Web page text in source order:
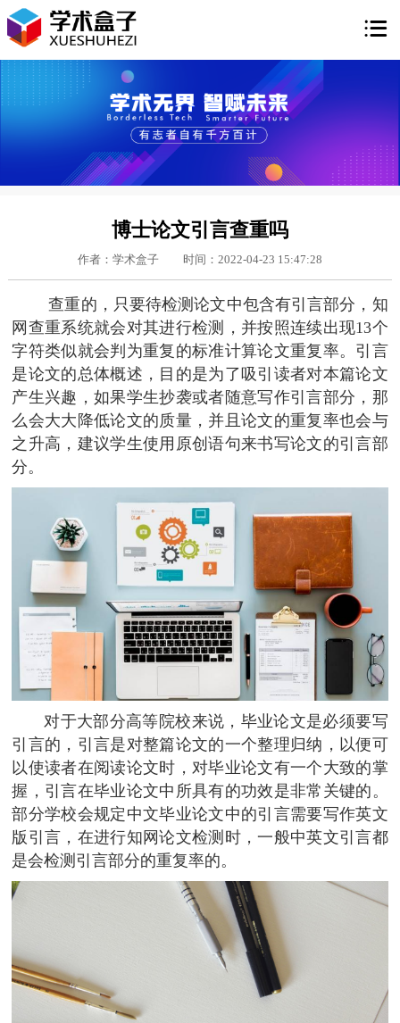

博士论文引言查重吗
作者：学术盒子 时间：2022-04-23 15:47:28
查重的，只要待检测论文中包含有引言部分，知
网查重系统就会对其进行检测，并按照连续出现13个
字符类似就会判为重复的标准计算论文重复率。引言
是论文的总体概述，目的是为了吸引读者对本篇论文
产生兴趣，如果学生抄袭或者随意写作引言部分，那
么会大大降低论文的质量，并且论文的重复率也会与
之升高，建议学生使用原创语句来书写论文的引言部
分。
对于大部分高等院校来说，毕业论文是必须要写
引言的，引言是对整篇论文的一个整理归纳，以便可
以使读者在阅读论文时，对毕业论文有一个大致的掌
握，引言在毕业论文中所具有的功效是非常关键的。
部分学校会规定中文毕业论文中的引言需要写作英文
版引言，在进行知网论文检测时，一般中英文引言都
是会检测引言部分的重复率的。